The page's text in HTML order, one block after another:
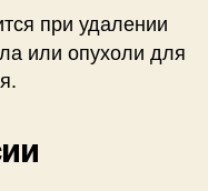
при удалении
или опухоли для